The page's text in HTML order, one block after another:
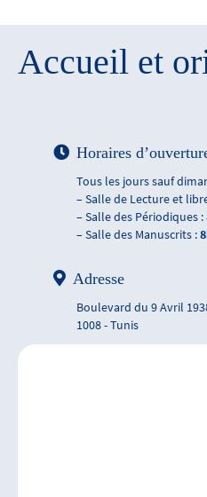
Accueil et
Horaires
Tous les jours sauf
– Salle de Lecture et
– Salle des Périodiques :
– Salle des Manuscrits :
Adresse
Boulevard du 9 Avril
1008 - Tunis